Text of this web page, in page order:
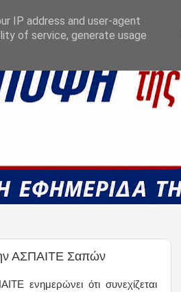
ΑΣΠΑΙΤΕ Σαπών
ενημερώνει ότι συνεχίζεται
IP address and user-agent
of service, generate usage